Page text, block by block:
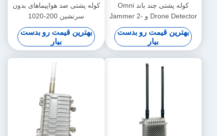
کوله پشتی چند باند Omni
Drone Detector و Jammer 2-
in-1 400-6000MHz تشخیص
FPV DJi Drones 10 KM
بهترین قیمت رو بدست
بیار
کوله پشتی ضد هواپیماهای بدون
سرنشین 200-1020
5.2 گيگاهرتز5.72-5.88 GHz
سیستم ضد هواپیماهای بدون
سرنشین سیستم ضد هواپیماهای
بدون سرنشین
بهترین قیمت رو بدست
بیار